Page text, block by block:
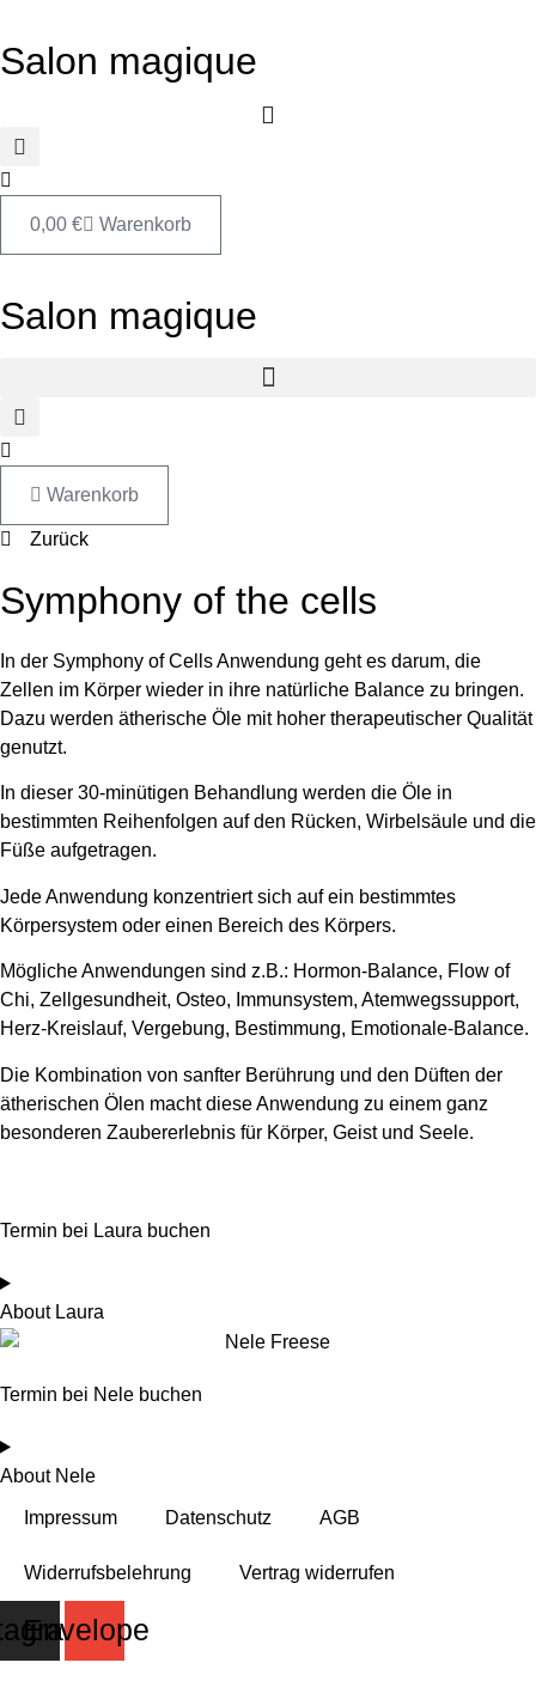
springen
Salon magique
0,00 € Warenkorb
Salon magique
Warenkorb
Zurück
Symphony of the cells
In der Symphony of Cells Anwendung geht es darum, die
Zellen im Körper wieder in ihre natürliche Balance zu bringen.
Dazu werden ätherische Öle mit hoher therapeutischer Qualität
genutzt.
In dieser 30-minütigen Behandlung werden die Öle in
bestimmten Reihenfolgen auf den Rücken, Wirbelsäule und die
Füße aufgetragen.
Jede Anwendung konzentriert sich auf ein bestimmtes
Körpersystem oder einen Bereich des Körpers.
Mögliche Anwendungen sind z.B.: Hormon-Balance, Flow of
Chi, Zellgesundheit, Osteo, Immunsystem, Atemwegssupport,
Herz-Kreislauf, Vergebung, Bestimmung, Emotionale-Balance.
Die Kombination von sanfter Berührung und den Düften der
ätherischen Ölen macht diese Anwendung zu einem ganz
besonderen Zaubererlebnis für Körper, Geist und Seele.
Termin bei Laura buchen
About Laura
Termin bei Nele buchen
About Nele
Impressum Datenschutz AGB
Widerrufsbelehrung Vertrag widerrufen
Envelope